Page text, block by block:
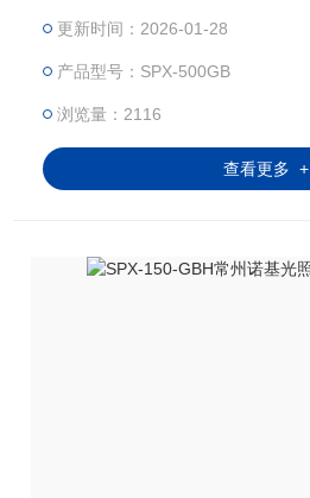
更新时间：2026-01-28
产品型号：SPX-500GB
浏览量：2116
查看更多 +